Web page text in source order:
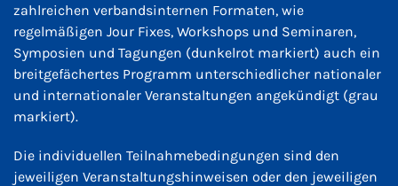
zahlreichen verbandsinternen Formaten, wie
regelmäßigen Jour Fixes, Workshops und Seminaren,
Symposien und Tagungen (dunkelrot markiert) auch ein
breitgefächertes Programm unterschiedlicher nationaler
und internationaler Veranstaltungen angekündigt (grau
markiert).
Die individuellen Teilnahmebedingungen sind den
jeweiligen Veranstaltungshinweisen oder den jeweiligen